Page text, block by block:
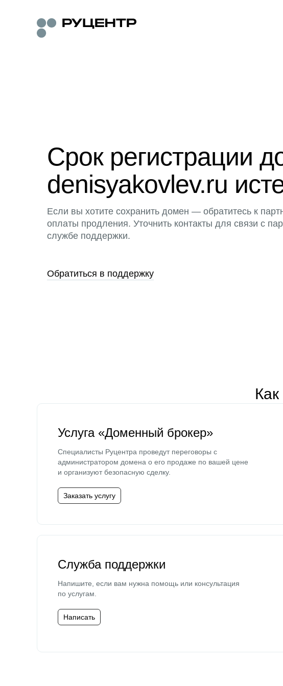
Срок регистрации
denisyakovlev.ru
Если вы хотите сохранить домен — обратитесь к
оплаты продления. Уточнить контакты для связи с
службе поддержки.
Обратиться в поддержку
Услуга «Доменный брокер»
Специалисты Руцентра проведут переговоры с
администратором домена о его продаже по вашей цене
и организуют безопасную сделку.
Заказать услугу
Служба поддержки
Напишите, если вам нужна помощь или консультация
по услугам.
Написать